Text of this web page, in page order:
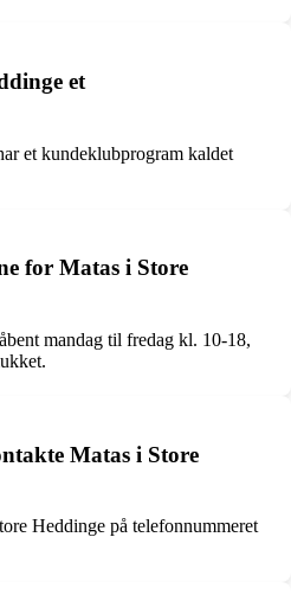
et
et kundeklubprogram kaldet
for Matas i Store
mandag til fredag kl. 10-18,
Matas i Store
Heddinge på telefonnummeret